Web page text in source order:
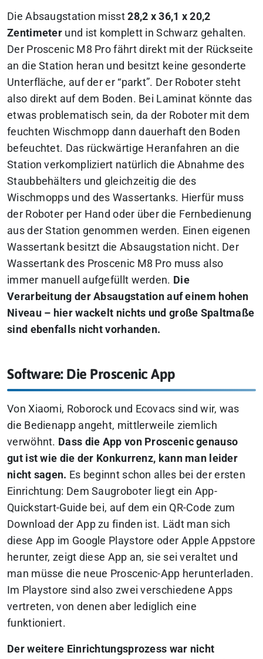
Die Absaugstation misst28,2 x 36,1 x 20,2
Zentimeter und ist komplett in Schwarz gehalten.
Der Proscenic M8 Pro fährt direkt mit der Rückseite
an die Station heran und besitzt keine gesonderte
Unterfläche, auf der er “parkt”. Der Roboter steht
also direkt auf dem Boden. Bei Laminat könnte das
etwas problematisch sein, da der Roboter mit dem
feuchten Wischmopp dann dauerhaft den Boden
befeuchtet. Das rückwärtige Heranfahren an die
Station verkompliziert natürlich die Abnahme des
Staubbehälters und gleichzeitig die des
Wischmopps und des Wassertanks. Hierfür muss
der Roboter per Hand oder über die Fernbedienung
aus der Station genommen werden. Einen eigenen
Wassertank besitzt die Absaugstation nicht. Der
Wassertank des Proscenic M8 Pro muss also
immer manuell aufgefüllt werden. Die
Verarbeitung der Absaugstation auf einem hohen
Niveau – hier wackelt nichts und große Spaltmaße
sind ebenfalls nicht vorhanden.
Software: Die Proscenic App
Von Xiaomi, Roborock und Ecovacs sind wir, was
die Bedienapp angeht, mittlerweile ziemlich
verwöhnt. Dass die App von Proscenic genauso
gut ist wie die der Konkurrenz, kann man leider
nicht sagen. Es beginnt schon alles bei der ersten
Einrichtung: Dem Saugroboter liegt ein App-
Quickstart-Guide bei, auf dem ein QR-Code zum
Download der App zu finden ist. Lädt man sich
diese App im Google Playstore oder Apple Appstore
herunter, zeigt diese App an, sie sei veraltet und
man müsse die neue Proscenic-App herunterladen.
Im Playstore sind also zwei verschiedene Apps
vertreten, von denen aber lediglich eine
funktioniert.
Der weitere Einrichtungsprozess war nicht